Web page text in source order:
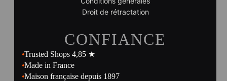
Droit de rétractation
CONFIANCE
Trusted Shops 4,85 ★
Made in France
Maison française depuis 1897